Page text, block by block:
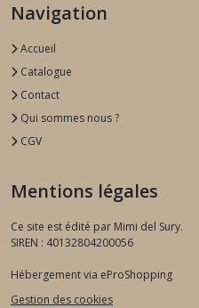
Navigation
Accueil
Catalogue
Contact
Qui sommes nous ?
CGV
Mentions légales
Ce site est édité par Mimi del Sury.
SIREN : 40132804200056
Hébergement via eProShopping
Gestion des cookies